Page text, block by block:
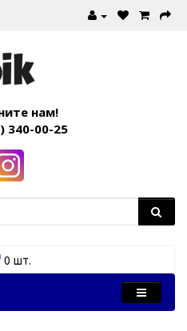
нам!
340-00-25
0 шт.